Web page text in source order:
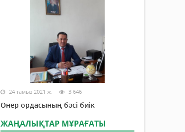
24 тамыз 2021 ж. 3 646
Өнер ордасының бәсі биік
ЖАҢАЛЫҚТАР МҰРАҒАТЫ